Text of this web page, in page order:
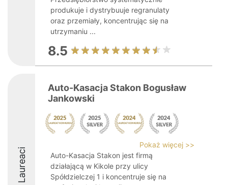
produkuje i dystrybuuje regranulaty
oraz przemiały, koncentrując się na
utrzymaniu ...
8.5
Laureaci
Auto-Kasacja Stakon Bogusław
Jankowski
Pokaż więcej >>
Auto-Kasacja Stakon jest firmą
działającą w Kikole przy ulicy
Spółdzielczej 1 i koncentruje się na